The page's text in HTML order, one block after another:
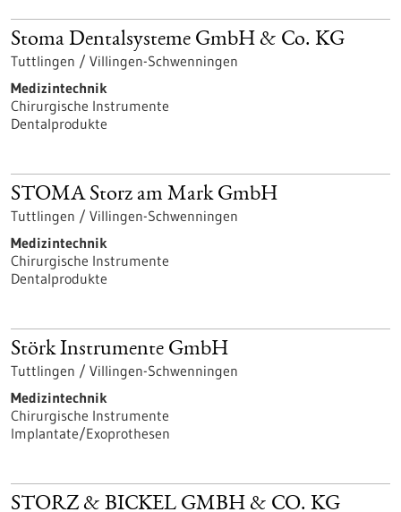
Stoma Dentalsysteme GmbH & Co. KG
Tuttlingen / Villingen-Schwenningen
Medizintechnik
Chirurgische Instrumente
Dentalprodukte
STOMA Storz am Mark GmbH
Tuttlingen / Villingen-Schwenningen
Medizintechnik
Chirurgische Instrumente
Dentalprodukte
Störk Instrumente GmbH
Tuttlingen / Villingen-Schwenningen
Medizintechnik
Chirurgische Instrumente
Implantate/Exoprothesen
STORZ & BICKEL GMBH & CO. KG